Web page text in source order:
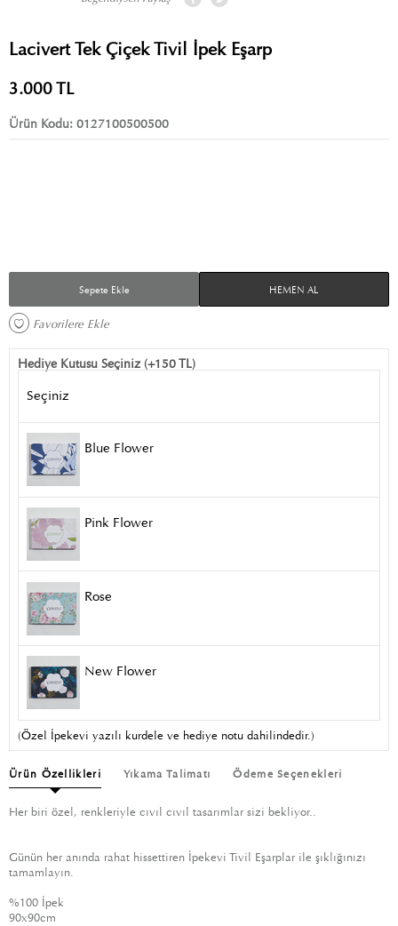
Lacivert Tek Çiçek Tivil İpek Eşarp
3.000TL
Ürün Kodu: 0127100500500
Sepete Ekle HEMEN AL
Favorilere Ekle
Hediye Kutusu Seçiniz (+150 TL)
Seçiniz
Blue Flower
Pink Flower
Rose
New Flower
(Özel İpekevi yazılı kurdele ve hediye notu dahilindedir.)
Ürün Özellikleri Yıkama Talimatı Ödeme Seçenekleri
Her biri özel, renkleriyle cıvıl cıvıl tasarımlar sizi bekliyor..
Günün her anında rahat hissettiren İpekevi Tivil Eşarplar ile şıklığınızı
tamamlayın.
%100 İpek
90x90cm